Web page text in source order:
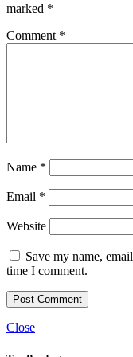
marked *
Comment *
Name *
Email *
Website
Save my name,
time I comment.
Close